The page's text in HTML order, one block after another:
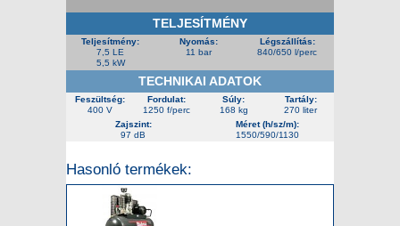
TELJESÍTMÉNY
Teljesítmény:
7,5 LE
5,5 kW
Nyomás:
11 bar
Légszállítás:
840/650 l/perc
TECHNIKAI ADATOK
Feszültség:
400 V
Fordulat:
1250 f/perc
Súly:
168 kg
Tartály:
270 liter
Zajszint:
97 dB
Méret (h/sz/m):
1550/590/1130
Hasonló termékek: